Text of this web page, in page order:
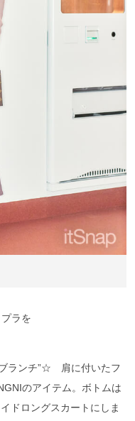
ラを
ブランチ”☆ 肩に付いたフ
のアイテム。ボトムは
ドロングスカートにしま